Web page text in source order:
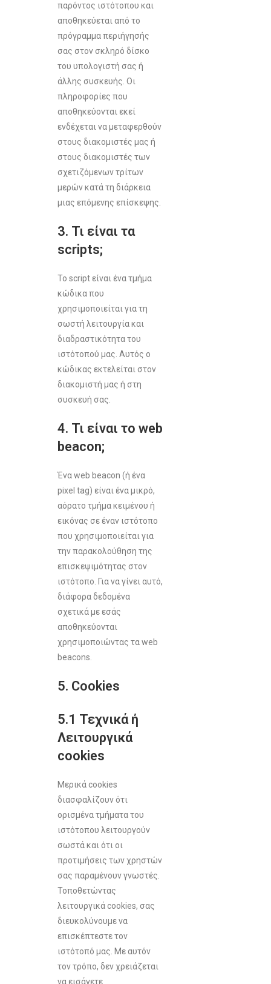
παρόντος ιστότοπου και
αποθηκεύεται από το
πρόγραμμα περιήγησής
σας στον σκληρό δίσκο
του υπολογιστή σας ή
άλλης συσκευής. Οι
πληροφορίες που
αποθηκεύονται εκεί
ενδέχεται να μεταφερθούν
στους διακομιστές μας ή
στους διακομιστές των
σχετιζόμενων τρίτων
μερών κατά τη διάρκεια
μιας επόμενης επίσκεψης.
3. Τι είναι τα
scripts;
Το script είναι ένα τμήμα
κώδικα που
χρησιμοποιείται για τη
σωστή λειτουργία και
διαδραστικότητα του
ιστότοπού μας. Αυτός ο
κώδικας εκτελείται στον
διακομιστή μας ή στη
συσκευή σας.
4. Τι είναι το web
beacon;
Ένα web beacon (ή ένα
pixel tag) είναι ένα μικρό,
αόρατο τμήμα κειμένου ή
εικόνας σε έναν ιστότοπο
που χρησιμοποιείται για
την παρακολούθηση της
επισκεψιμότητας στον
ιστότοπο. Για να γίνει αυτό,
διάφορα δεδομένα
σχετικά με εσάς
αποθηκεύονται
χρησιμοποιώντας τα web
beacons.
5. Cookies
5.1 Τεχνικά ή
Λειτουργικά
cookies
Μερικά cookies
διασφαλίζουν ότι
ορισμένα τμήματα του
ιστότοπου λειτουργούν
σωστά και ότι οι
προτιμήσεις των χρηστών
σας παραμένουν γνωστές.
Τοποθετώντας
λειτουργικά cookies, σας
διευκολύνουμε να
επισκέπτεστε τον
ιστότοπό μας. Με αυτόν
τον τρόπο, δεν χρειάζεται
να εισάγετε